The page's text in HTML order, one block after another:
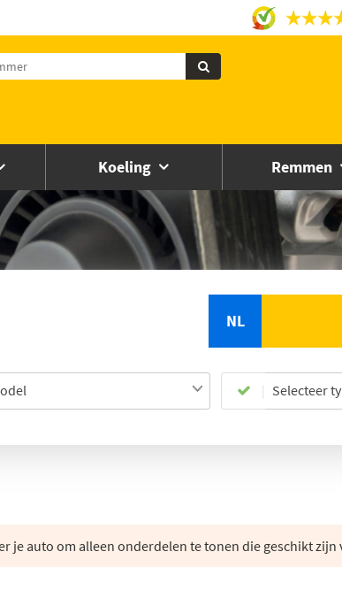
Koeling Remmen
NL
Selecteer
je auto om alleen onderdelen te tonen die geschikt